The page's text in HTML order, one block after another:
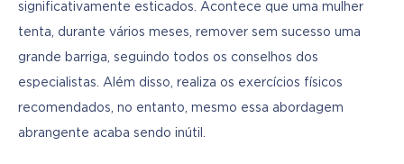
significativamente esticados. Acontece que uma mulher
tenta, durante vários meses, remover sem sucesso uma
grande barriga, seguindo todos os conselhos dos
especialistas. Além disso, realiza os exercícios físicos
recomendados, no entanto, mesmo essa abordagem
abrangente acaba sendo inútil.